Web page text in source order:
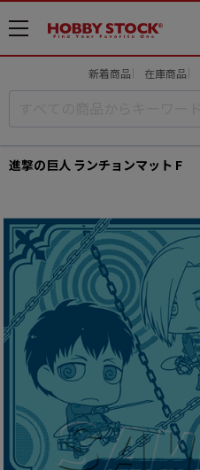
メ
ニ
新着商品 在庫商品
進撃の巨人 ランチョンマット F